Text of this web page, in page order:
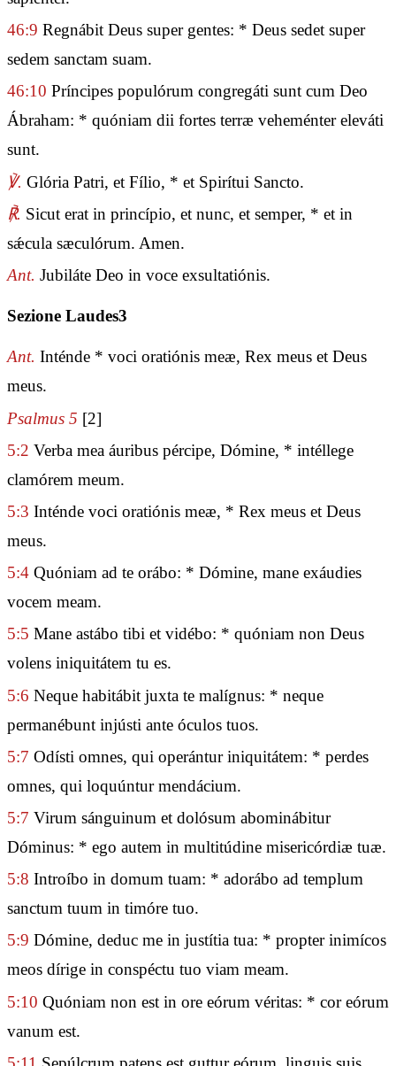
46:9 Regnábit Deus super gentes: * Deus sedet super
sedem sanctam suam.
46:10 Príncipes populórum congregáti sunt cum Deo
Ábraham: * quóniam dii fortes terræ veheménter eleváti
sunt.
℣. Glória Patri, et Fílio, * et Spirítui Sancto.
℟. Sicut erat in princípio, et nunc, et semper, * et in
sǽcula sæculórum. Amen.
Ant. Jubiláte Deo in voce exsultatiónis.
Sezione Laudes3
Ant. Inténde * voci oratiónis meæ, Rex meus et Deus
meus.
Psalmus 5 [2]
5:2 Verba mea áuribus pércipe, Dómine, * intéllege
clamórem meum.
5:3 Inténde voci oratiónis meæ, * Rex meus et Deus
meus.
5:4 Quóniam ad te orábo: * Dómine, mane exáudies
vocem meam.
5:5 Mane astábo tibi et vidébo: * quóniam non Deus
volens iniquitátem tu es.
5:6 Neque habitábit juxta te malígnus: * neque
permanébunt injústi ante óculos tuos.
5:7 Odísti omnes, qui operántur iniquitátem: * perdes
omnes, qui loquúntur mendácium.
5:7 Virum sánguinum et dolósum abominábitur
Dóminus: * ego autem in multitúdine misericórdiæ tuæ.
5:8 Introíbo in domum tuam: * adorábo ad templum
sanctum tuum in timóre tuo.
5:9 Dómine, deduc me in justítia tua: * propter inimícos
meos dírige in conspéctu tuo viam meam.
5:10 Quóniam non est in ore eórum véritas: * cor eórum
vanum est.